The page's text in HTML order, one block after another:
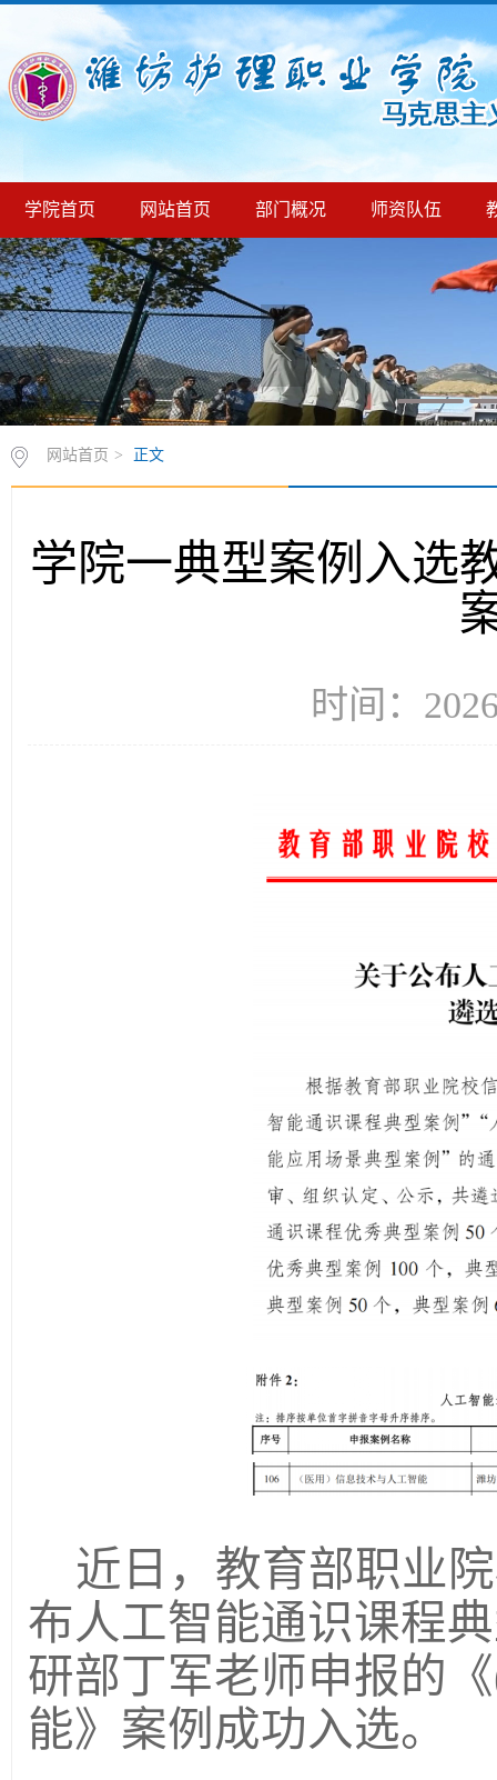
学院首页 网站首页 部门概况 师资队伍
网站首页 > 正文
学院一典型案例入选
时间：
近日，教育部职业
布人工智能通识课程
研部丁军老师申报的 《
能》案例成功入选。